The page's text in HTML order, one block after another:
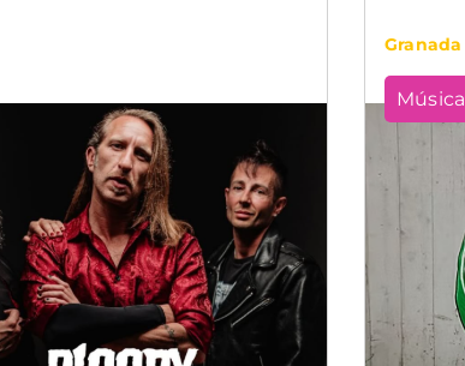
Granada
Música